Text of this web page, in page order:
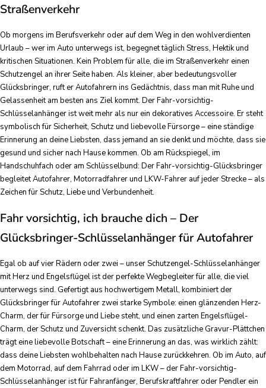
Straßenverkehr
Ob morgens im Berufsverkehr oder auf dem Weg in den wohlverdienten
Urlaub – wer im Auto unterwegs ist, begegnet täglich Stress, Hektik und
kritischen Situationen. Kein Problem für alle, die im Straßenverkehr einen
Schutzengel an ihrer Seite haben. Als kleiner, aber bedeutungsvoller
Glücksbringer, ruft er Autofahrern ins Gedächtnis, dass man mit Ruhe und
Gelassenheit am besten ans Ziel kommt. Der Fahr-vorsichtig-
Schlüsselanhänger ist weit mehr als nur ein dekoratives Accessoire. Er steht
symbolisch für Sicherheit, Schutz und liebevolle Fürsorge – eine ständige
Erinnerung an deine Liebsten, dass jemand an sie denkt und möchte, dass sie
gesund und sicher nach Hause kommen. Ob am Rückspiegel, im
Handschuhfach oder am Schlüsselbund: Der Fahr-vorsichtig-Glücksbringer
begleitet Autofahrer, Motorradfahrer und LKW-Fahrer auf jeder Strecke – als
Zeichen für Schutz, Liebe und Verbundenheit.
Fahr vorsichtig, ich brauche dich – Der
Glücksbringer-Schlüsselanhänger für Autofahrer
Egal ob auf vier Rädern oder zwei – unser Schutzengel-Schlüsselanhänger
mit Herz und Engelsflügel ist der perfekte Wegbegleiter für alle, die viel
unterwegs sind. Gefertigt aus hochwertigem Metall, kombiniert der
Glücksbringer für Autofahrer zwei starke Symbole: einen glänzenden Herz-
Charm, der für Fürsorge und Liebe steht, und einen zarten Engelsflügel-
Charm, der Schutz und Zuversicht schenkt. Das zusätzliche Gravur-Plättchen
trägt eine liebevolle Botschaft – eine Erinnerung an das, was wirklich zählt:
dass deine Liebsten wohlbehalten nach Hause zurückkehren. Ob im Auto, auf
dem Motorrad, auf dem Fahrrad oder im LKW – der Fahr-vorsichtig-
Schlüsselanhänger ist für Fahranfänger, Berufskraftfahrer oder Pendler ein